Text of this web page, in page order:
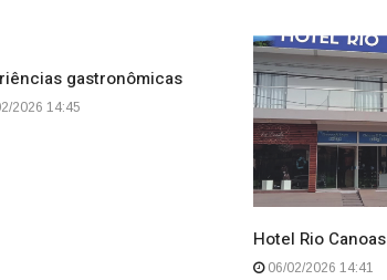
gastronômicas
2026 14:45
Hotel Rio Canoas
06/02/2026 14:41